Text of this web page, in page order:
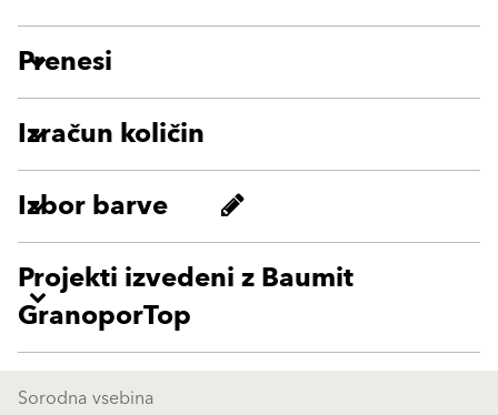
Prenesi
Izračun količin
Izbor barve
Projekti izvedeni z Baumit
GranoporTop
Sorodna vsebina